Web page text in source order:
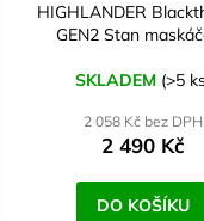
HIGHLANDER
GEN2 Stan
SKLADEM (>5
2 058 Kč bez DPH
2 490 Kč
DO KOŠÍKU